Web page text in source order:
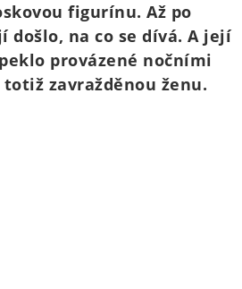
figurínu. Až po
došlo, na co se dívá. A její
provázené nočními
zavražděnou ženu.